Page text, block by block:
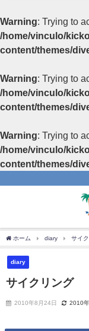
Warning: Trying to
/home/vinculo/
content/themes/
Warning: Trying to
/home/vinculo/
content/themes/
Warning: Trying to
/home/vinculo/
content/themes/
ホーム diary サイ
diary
サイクリング
2010年8月24日 2010